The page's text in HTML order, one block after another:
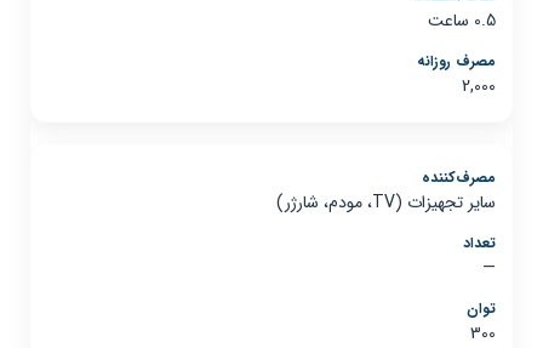
0.5 ساعت
2,000
سایر تجهیزات (TV، مودم، شارژر)
—
300